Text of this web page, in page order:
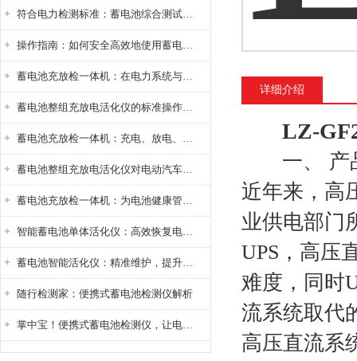
符合电力检测标准：蓄电池综合测试仪测试规范与精度校准方法详解
操作指南：如何安全高效地使用蓄电池智能活化仪？
蓄电池充放检一体机：在电力系统与储能设备中的创新应用，确保蓄电池性能与可靠性
蓄电池整组充放电活化仪的标准操作流程：从接线设置到充放电参数设定的安全规范
蓄电池充放检一体机：充电、放电、检测三功能集成设备
蓄电池整组充放电活化仪对电动汽车电池有帮助吗？
蓄电池充放检一体机：为电池健康管理提供一站式解决方案
智能蓄电池单体活化仪：高效恢复电池性能，延长蓄电池使用寿命
蓄电池智能活化仪：精准维护，提升电池健康状态
随行检测家：便携式蓄电池检测仪解析
掌中宝！便携式蓄电池检测仪，让电池检测变得简单又快捷！
详细介绍
LZ-
一、 产
近年来，高
业供电部门
UPS，高压
难度，同时
流系统取代
高压直流系